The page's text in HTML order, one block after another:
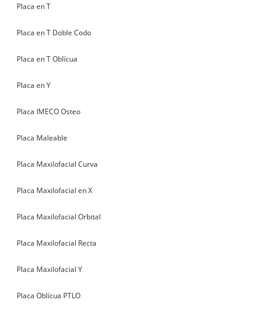
Placa en T
Placa en T Doble Codo
Placa en T Oblícua
Placa en Y
Placa IMECO Osteo
Placa Maleable
Placa Maxilofacial Curva
Placa Maxilofacial en X
Placa Maxilofacial Orbital
Placa Maxilofacial Recta
Placa Maxilofacial Y
Placa Oblícua PTLO